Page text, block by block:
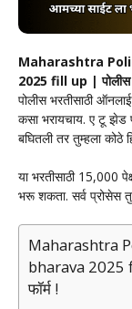
Maharashtra
2025 fill up | पोलीस
पोलीस भरतीसाठी
कसा भरायचाय. ए टू झेड
बघितली तर तुम्हला कोठे
या भरतीसाठी 15,000
भरू शकता. सर्व प्रोसेस
Maharashtra
bharava 2025
फॉर्म !